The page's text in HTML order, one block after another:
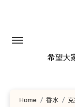
希望大
Home 香水